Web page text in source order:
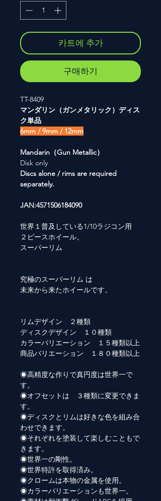
카트에 추가
구매하기
TT-8409
マンダリン（ガンメタリック）ディス
ク単品
6mm / 9mm / 12mm
Mandarin（Gun Metallic）
Disk only
Discs alone / rims are required
separately.
JAN:4571506184090
世界１普及している1/10ラジコン用
２ピースホイール。
スーパーリム
究極のスーパーリム は
未来から来たホイールです。
リムデザイン ２種類
ディスクデザイン １０種類
カラーバリエーション １５種類以上
商品バリエーション １８０種類以上
◉高精度な作りで真円度は世界一で
す。
◉オフセットは ３種類に変更できま
す。
◉ディスクとリムは好きな色を組み合
わせできます。
◉それぞれを塗装して楽しむこともで
きます。
◉世界一の剛性。
◉世界特許を取得済み。
◉クロームは本物の金属を使用。
◉カラーバリエーションも世界一。